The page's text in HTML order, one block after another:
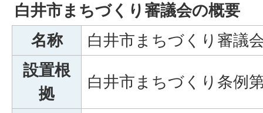
白井市まちづくり審議会の概要
名称
白井市まちづくり審議
設置根
拠
白井市まちづくり条例